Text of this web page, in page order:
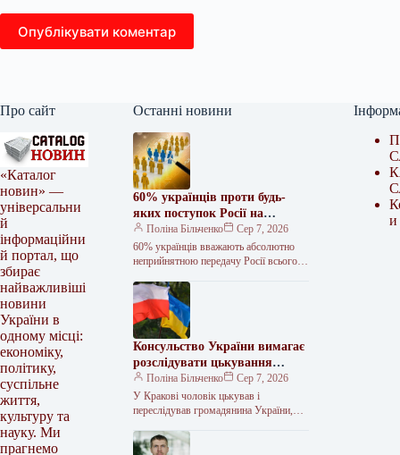
Опублікувати коментар
Про сайт
«Каталог
новин» —
універсальни
й
інформаційни
й портал, що
збирає
найважливіші
новини
України в
одному місці:
економіку,
політику,
суспільне
життя,
культуру та
науку. Ми
прагнемо
Останні новини
60% українців проти будь-
яких поступок Росії на
Донбасі – КМІС
Поліна Більченко
Сер 7, 2026
60% українців вважають абсолютно
неприйнятною передачу Росії всього
Водночас майже 60% допускають
можливість “заморожування”…
Консульство України вимагає
розслідувати цькування
українця в Кракові
Поліна Більченко
Сер 7, 2026
У Кракові чоловік цькував і
переслідував громадянина України,
походження та вимагаючи, щоб той
и